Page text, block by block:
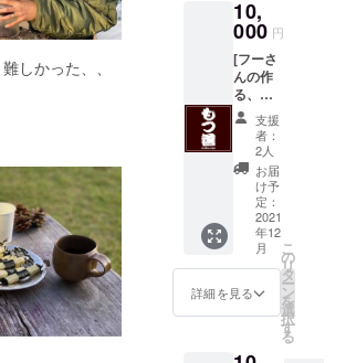
しかった、、
トにし
たT-
制作さ
せて頂
きまし
た。個
人的に
はこの
女性の
眼差し
が、ど
こか考
えさせ
られる
セージ
性を
球に浮
かぶ島
でい
る、と
言う意
味では
人類
皆”島の
民”であ
る。 そ
の二つ
の思い
を込め
て、右
袖にさ
りげな
ISLAND
菓子、
イン
ディゴ
カ
リー)。
このチ
ケット
片手に
ぜひ瀬
戸内、
大三島
迄遊び
に来て
下さい♪
*有効期
限:お店
が存在
10,
000 円
[フーさ
んの作
る、絶
品もつ
鍋in大
三島] 僕
のイン
スタグ
ラム
no4144
の”フー
さんか
らの
シェフ
支援
者：
2人
お届
け予
定：
2021
年12
月
詳細を見る
こ
の
リ
タ
ー
ン
を
選
択
す
る